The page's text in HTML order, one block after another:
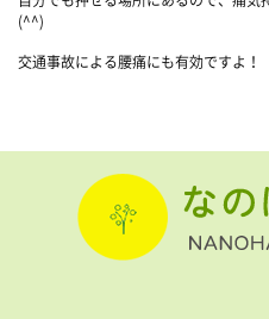
(^^)
交通事故による腰痛にも有効ですよ！